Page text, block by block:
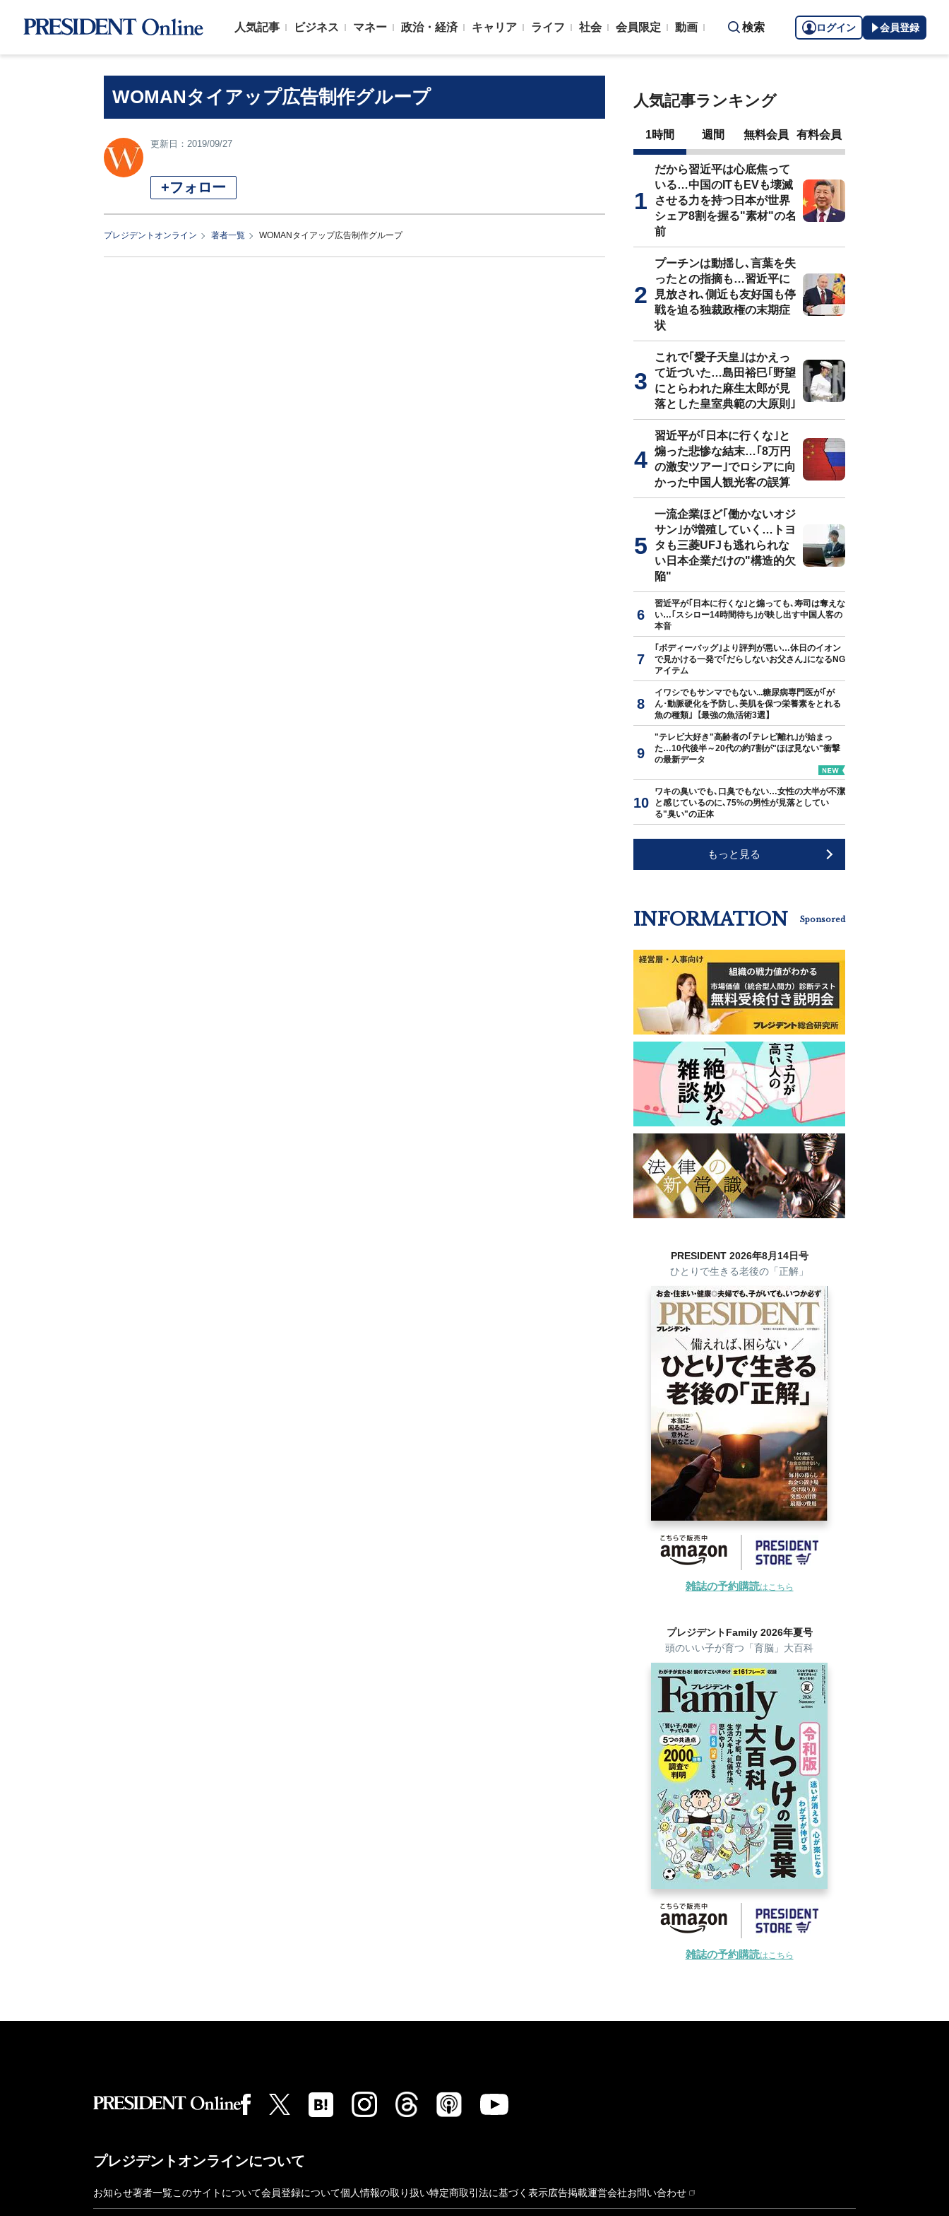
人気記事 ビジネス マネー 政治・経済 キャリア ライフ 社会 会員限定 動画 検索 ログイン 会員登録
WOMANタイアップ広告制作グループ
更新日：2019/09/27
+フォロー
プレジデントオンライン 著者一覧 WOMANタイアップ広告制作グループ
人気記事ランキング
1時間 週間 無料会員 有料会員
だから習近平は心底焦って
いる…中国のITもEVも壊滅
させる力を持つ日本が世界
シェア8割を握る"素材"の名
前
プーチンは動揺し､言葉を失
ったとの指摘も…習近平に
見放され､側近も友好国も停
戦を迫る独裁政権の末期症
状
これで｢愛子天皇｣はかえっ
て近づいた…島田裕巳｢野望
にとらわれた麻生太郎が見
落とした皇室典範の大原則｣
習近平が｢日本に行くな｣と
煽った悲惨な結末…｢8万円
の激安ツアー｣でロシアに向
かった中国人観光客の誤算
一流企業ほど｢働かないオジ
サン｣が増殖していく…トヨ
タも三菱UFJも逃れられな
い日本企業だけの"構造的欠
陥"
習近平が｢日本に行くな｣と煽っても､寿司は奪えな
い…｢スシロー14時間待ち｣が映し出す中国人客の
本音
｢ボディーバッグ｣より評判が悪い…休日のイオン
で見かける一発で｢だらしないお父さん｣になるNG
アイテム
イワシでもサンマでもない...糖尿病専門医が｢が
ん･動脈硬化を予防し､美肌を保つ栄養素をとれる
魚の種類｣【最強の魚活術3選】
"テレビ大好き"高齢者の｢テレビ離れ｣が始まっ
た…10代後半～20代の約7割が"ほぼ見ない"衝撃
の最新データ
ワキの臭いでも､口臭でもない…女性の大半が不潔
と感じているのに､75%の男性が見落としてい
る"臭い"の正体
もっと見る
INFORMATION Sponsored
PRESIDENT 2026年8月14日号
ひとりで生きる老後の「正解」
雑誌の予約購読はこちら
プレジデントFamily 2026年夏号
頭のいい子が育つ「育脳」大百科
雑誌の予約購読はこちら
プレジデントオンラインについて
お知らせ著者一覧このサイトについて会員登録について個人情報の取り扱い特定商取引法に基づく表示広告掲載運営会社お問い合わせ